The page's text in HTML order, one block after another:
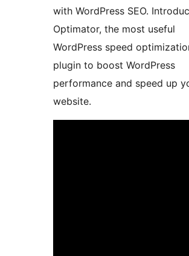
with WordPress SEO.
Optimator, the most useful
WordPress speed
plugin to boost WordPress
performance and speed up
website.